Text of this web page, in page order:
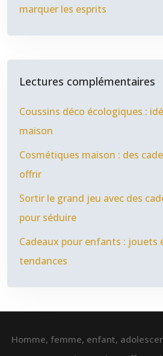
marquer les esprits
Lectures complémentaires
Coussins déco écologiques :
maison
Cosmétiques maison : des
offrir
Sortir le grand jeu avec des
pour séduire
Cadeaux pour enfants : jouets
tendances
Homme, femme, enfant,